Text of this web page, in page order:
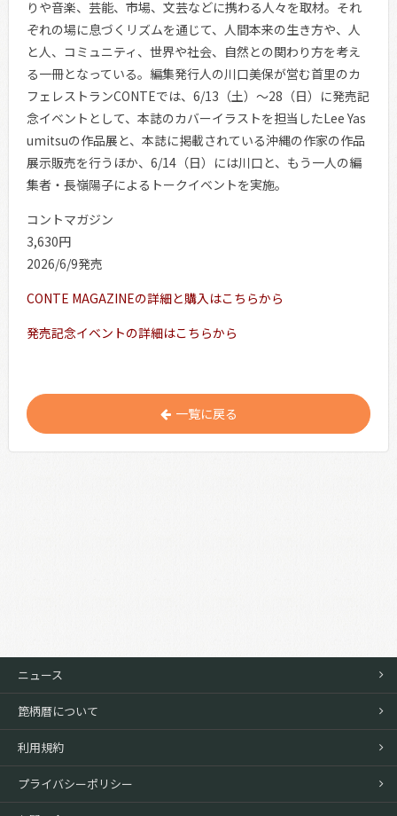
りや音楽、芸能、市場、文芸などに携わる人々を取材。それ
ぞれの場に息づくリズムを通じて、人間本来の生き方や、人
と人、コミュニティ、世界や社会、自然との関わり方を考え
る一冊となっている。編集発行人の川口美保が営む首里のカ
フェレストランCONTEでは、6/13（土）～28（日）に発売記
念イベントとして、本誌のカバーイラストを担当したLee Yas
umitsuの作品展と、本誌に掲載されている沖縄の作家の作品
展示販売を行うほか、6/14（日）には川口と、もう一人の編
集者・長嶺陽子によるトークイベントを実施。
コントマガジン
3,630円
2026/6/9発売
CONTE MAGAZINEの詳細と購入はこちらから
発売記念イベントの詳細はこちらから
一覧に戻る
ニュース
箆柄暦について
利用規約
プライバシーポリシー